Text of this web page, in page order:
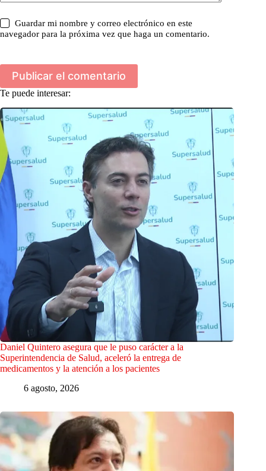
Guardar mi nombre y correo electrónico en este
navegador para la próxima vez que haga un comentario.
Publicar el comentario
Te puede interesar:
Daniel Quintero asegura que le puso carácter a la
Superintendencia de Salud, aceleró la entrega de
medicamentos y la atención a los pacientes
6 agosto, 2026